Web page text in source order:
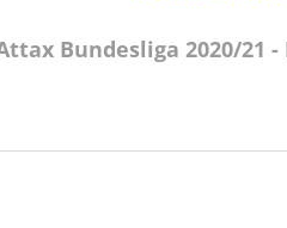
Bundesliga 2020/21 -